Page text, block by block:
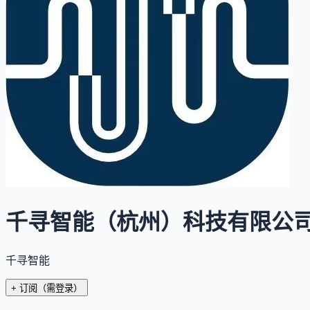
千寻智能（杭州）科技有限公
千寻智能
+ 订阅 （需登录）